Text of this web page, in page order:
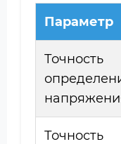
Параметр
Точность
Точность